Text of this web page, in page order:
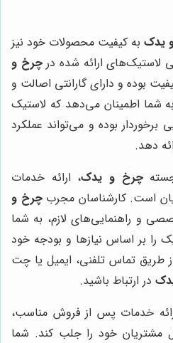
یدک به کیفیت محصولات خود نیز
لاستیک‌های ارائه شده درچرخ و
بوده و دارای گارانتی اصالت و
شما اطمینان می‌دهد که لاستیک
برخوردار بوده و می‌تواند عملکرد
دهد.
چرخ و یدک، ارائه خدمات
است. کارشناسان مجربچرخ و
و راهنمایی‌های لازم، به شما
را بر اساس نیازها و بودجه خود
طریق تماس تلفنی، ایمیل یا چت
در ارتباط باشید.
خدمات پس از فروش مناسب،
مشتریان خود را جلب کند. شما